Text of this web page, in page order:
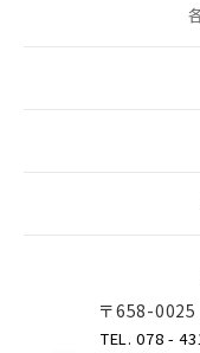
〒658-
TEL. 078 -